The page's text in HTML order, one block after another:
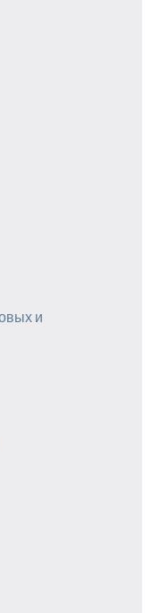
и